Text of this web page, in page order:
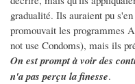
gradualité. Ils auraient pu
promouvait les programmes
not use Condoms), mais ils
On est prompt à voir des
n'a pas perçu la finesse.